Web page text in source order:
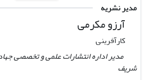
مدیر نشریه
آرزو مکرمی
کارآفرینی
مدیر اداره انتشارات علمی و تخصصی
شریف